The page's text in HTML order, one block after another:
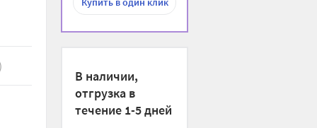
В наличии,
отгрузка в
течение 1-5 дней